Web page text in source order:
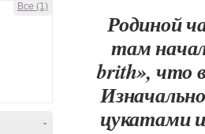
Все (1)
-
Родиной
там
brith», что
цукатами